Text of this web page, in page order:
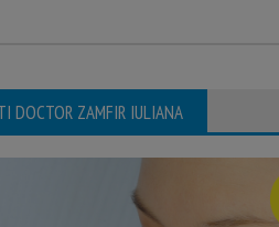
DOCTOR ZAMFIR IULIANA